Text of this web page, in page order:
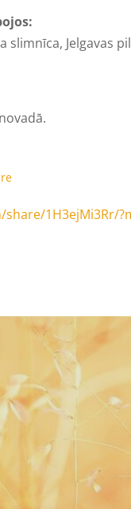
slimnīca, Jelgavas
1H3ejMi3Rr/